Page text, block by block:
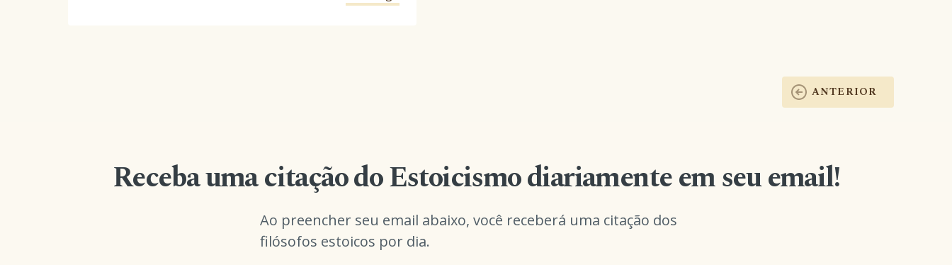
ANTERIOR
Receba uma citação do Estoicismo diariamente em seu email!
Ao preencher seu email abaixo, você receberá uma citação dos
filósofos estoicos por dia.